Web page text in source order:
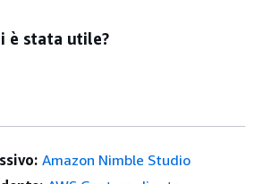
è stata utile?
Amazon Nimble Studio